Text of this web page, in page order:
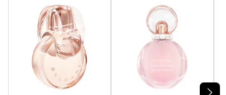
Ignorer le carrousel produits